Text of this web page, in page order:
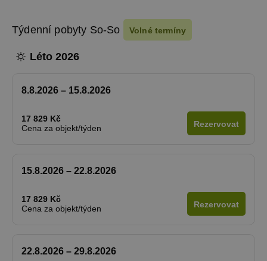
Týdenní pobyty So-So Volné termíny
Léto 2026
8.8.2026 – 15.8.2026
17 829 Kč
Cena za objekt/týden
Rezervovat
15.8.2026 – 22.8.2026
17 829 Kč
Cena za objekt/týden
Rezervovat
22.8.2026 – 29.8.2026